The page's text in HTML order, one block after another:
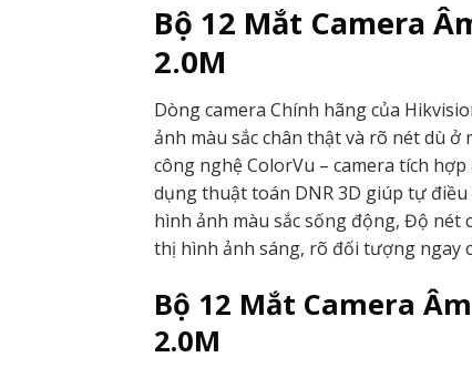
Bộ 12 Mắt Camera
2.0M
Dòng camera Chính hãng của
ảnh màu sắc chân thật và rõ nét dù
công nghệ ColorVu – camera tích
dụng thuật toán DNR 3D giúp tự
hình ảnh màu sắc sống động, Độ nét
thị hình ảnh sáng, rõ đối tượng ngay
Bộ 12 Mắt Camera
2.0M